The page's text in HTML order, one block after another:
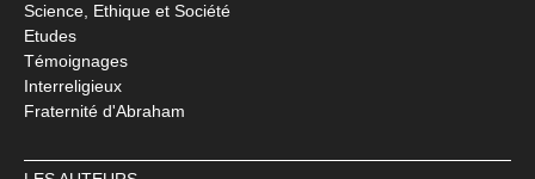
Science, Ethique et Société
Etudes
Témoignages
Interreligieux
Fraternité d'Abraham